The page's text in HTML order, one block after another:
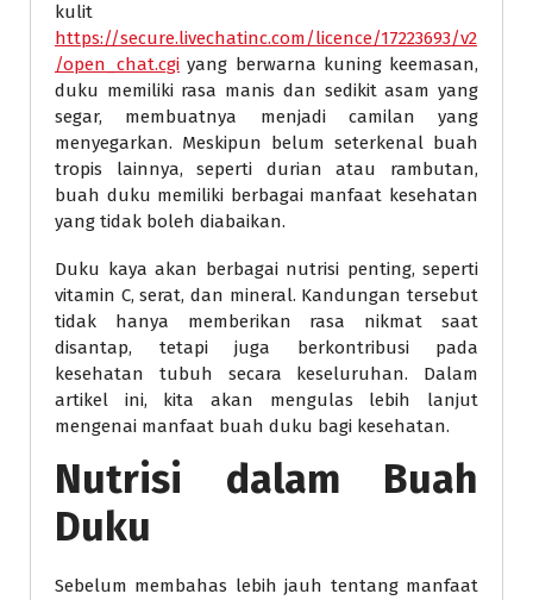
kulit
https://secure.livechatinc.com/licence/17223693/v2
/open_chat.cgi yang berwarna kuning keemasan,
duku memiliki rasa manis dan sedikit asam yang
segar, membuatnya menjadi camilan yang
menyegarkan. Meskipun belum seterkenal buah
tropis lainnya, seperti durian atau rambutan,
buah duku memiliki berbagai manfaat kesehatan
yang tidak boleh diabaikan.
Duku kaya akan berbagai nutrisi penting, seperti
vitamin C, serat, dan mineral. Kandungan tersebut
tidak hanya memberikan rasa nikmat saat
disantap, tetapi juga berkontribusi pada
kesehatan tubuh secara keseluruhan. Dalam
artikel ini, kita akan mengulas lebih lanjut
mengenai manfaat buah duku bagi kesehatan.
Nutrisi dalam Buah
Duku
Sebelum membahas lebih jauh tentang manfaat